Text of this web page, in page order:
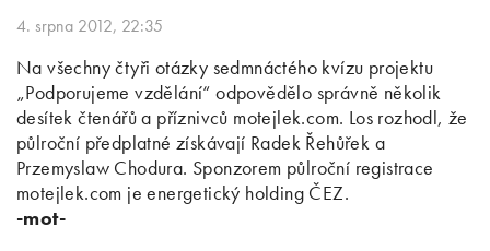
4. srpna 2012, 22:35
Na všechny čtyři otázky sedmnáctého kvízu projektu
„Podporujeme vzdělání“ odpovědělo správně několik
desítek čtenářů a příznivců motejlek.com. Los rozhodl, že
půlroční předplatné získávají Radek Řehůřek a
Przemyslaw Chodura. Sponzorem půlroční registrace
motejlek.com je energetický holding ČEZ.
-mot-